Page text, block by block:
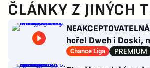
ČLÁNKY Z JINÝCH
hořel Dweh i Doski,
Ustojí to Hyský?
Chance Liga